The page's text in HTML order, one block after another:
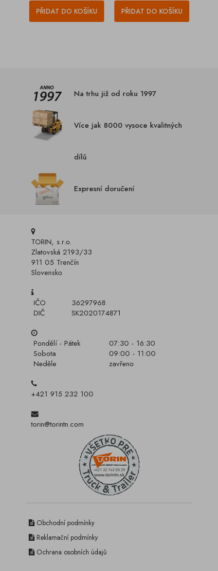
PŘIDAT DO KOŠÍKU PŘIDAT DO KOŠÍKU
Na trhu již od roku 1997
Více jak 8000 vysoce kvalitných
dílů
Expresní doručení
TORIN, s.r.o.
Zlatovská 2193/33
911 05 Trenčín
Slovensko
IČO
36297968
DIČ
SK2020174871
Pondělí - Pátek
07:30 - 16:30
Sobota
09:00 - 11:00
Neděle
zavřeno
+421 915 232 100
torin@torintn.com
Obchodní podmínky
Reklamační podmínky
Ochrana osobních údajů